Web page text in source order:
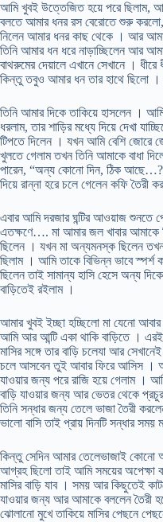
আমি খুবই উত্তেজিত হয়ে পরে ছিলাম,
বলতে আমার ধনর রস বেরোতে শুরু করলো,
নিলেন আমার ধনর কাছ থেকে । আর
তিনি আমার ধন ধরে নাড়াচ্ছিলেন আর
বাথরুমের দেয়ালে এখানে সেখানে ।
কিন্তু তবুও আমার ধন তার হাথে ছিলো
তিনি আমার দিকে তাকিয়ে হাসলেন ।
ধরলাম, তার শাড়ির মধ্যে দিয়ে দেখা
টিপতে দিলেন । যখন আমি বেশি জোরে
খুলতে গেলাম তখন তিনি আমাকে বাধা
পারেন, “অন্য কোনো দিন, ঠিক
দিয়ে রান্না হরে চলে গেলেন কফি তৈরী
এবার আমি দরজার ঘন্টির আওয়াজ শুনতে
এতক্ষণে…. মা আমার জল খাবার আমাকে
ছিলেন । যখন মা অন্যমনস্ক ছিলেন
ছিলাম । আমি তাকে বিভিন্ন ভাবে স্পর্শ
ছিলেন তাই সামান্য হাসি হেসে অন্য
বাড়িতেই রইলাম ।
আমার খুবই ইচ্ছা হচ্ছিলো মা যেনো
আমি আর আন্টি একা থাকি বাড়িতে ।
মাসির সঙ্গে তার বাড়ি চলেযা আর
চলে আসবেন তুই আবার ফিরে আসিস ।
যাওয়ার জন্য পরে রাজি হয়ে গেলাম ।
বাড়ি যাওয়ার জন্য আর ভেতর থেকে
তিনি সন্ধার জন্য তেলে ভাজা তৈরী
ভালো বাসি তাই প্রায় দিনটি সন্ধার সময়
কিন্তু সেদিন আমার তেলেভাজাই কোনো
আগ্রহ ছিলো তাই আমি সময়ের অপেক্ষা
মাসির বাড়ি যাব । সময় আর কিছুতেই
যাওয়ার জন্য আর আমাকে বললেন তৈরী
ঝোলানো মুখে তাকিয়ে মাসির পেছনে